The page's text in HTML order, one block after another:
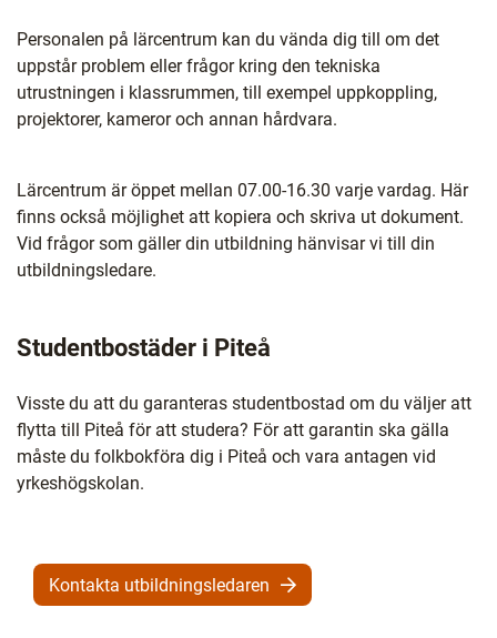
Personalen på lärcentrum kan du vända dig till om det
uppstår problem eller frågor kring den tekniska
utrustningen i klassrummen, till exempel uppkoppling,
projektorer, kameror och annan hårdvara.
Lärcentrum är öppet mellan 07.00-16.30 varje vardag. Här
finns också möjlighet att kopiera och skriva ut dokument.
Vid frågor som gäller din utbildning hänvisar vi till din
utbildningsledare.
Studentbostäder i Piteå
Visste du att du garanteras studentbostad om du väljer att
flytta till Piteå för att studera? För att garantin ska gälla
måste du folkbokföra dig i Piteå och vara antagen vid
yrkeshögskolan.
Kontakta utbildningsledaren